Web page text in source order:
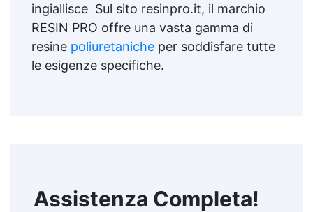
ingiallisce Sul sito resinpro.it, il marchio
RESIN PRO offre una vasta gamma di
resine poliuretaniche per soddisfare tutte
le esigenze specifiche.
Assistenza Completa!